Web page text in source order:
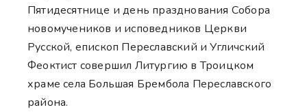
Пятидесятнице и день празднования Собора
новомучеников и исповедников Церкви
Русской, епископ Переславский и Угличский
Феоктист совершил Литургию в Троицком
храме села Большая Брембола Переславского
района.